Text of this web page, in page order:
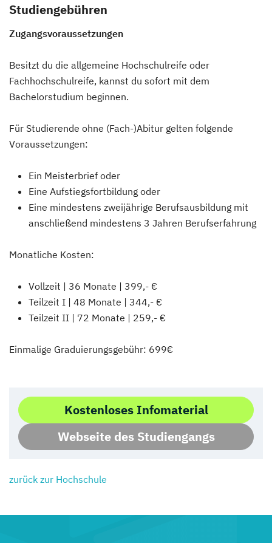
Studiengebühren
Zugangsvoraussetzungen
Besitzt du die allgemeine Hochschulreife oder
Fachhochschulreife, kannst du sofort mit dem
Bachelorstudium beginnen.
Für Studierende ohne (Fach-)Abitur gelten folgende
Voraussetzungen:
Ein Meisterbrief oder
Eine Aufstiegsfortbildung oder
Eine mindestens zweijährige Berufsausbildung mit
anschließend mindestens 3 Jahren Berufserfahrung
Monatliche Kosten:
Vollzeit | 36 Monate | 399,- €
Teilzeit I | 48 Monate | 344,- €
Teilzeit II | 72 Monate | 259,- €
Einmalige Graduierungsgebühr: 699€
Kostenloses Infomaterial
Webseite des Studiengangs
zurück zur Hochschule